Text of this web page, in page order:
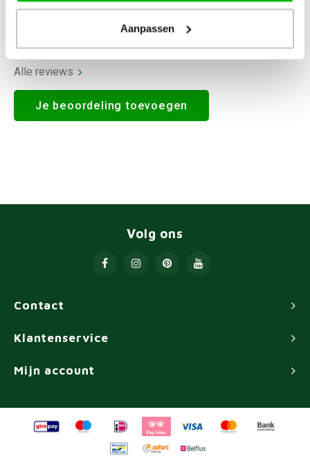
Aanpassen
Alle reviews
Je beoordeling toevoegen
Contact
Volg ons
Klantenservice
Mijn account